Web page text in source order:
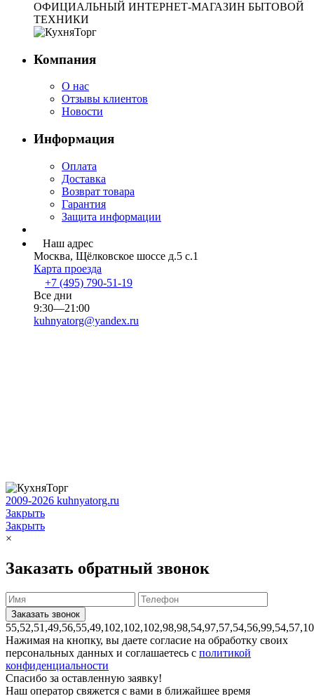
ОФИЦИАЛЬНЫЙ ИНТЕРНЕТ-МАГАЗИН БЫТОВОЙ
ТЕХНИКИ
Компания
О нас
Отзывы клиентов
Новости
Информация
Оплата
Доставка
Возврат товара
Гарантия
Защита информации
Наш адрес
Москва, Щёлковское шоссе д.5 с.1
Карта проезда
+7 (495) 790-51-19
Все дни
9:30—21:00
kuhnyatorg@yandex.ru
2009-2026 kuhnyatorg.ru
Закрыть
Закрыть
×
Заказать обратный звонок
Нажимая на кнопку, вы даете согласие на обработку своих
персональных данных и соглашаетесь с политикой
конфиденциальности
Спасибо за оставленную заявку!
Наш оператор свяжется с вами в ближайшее время